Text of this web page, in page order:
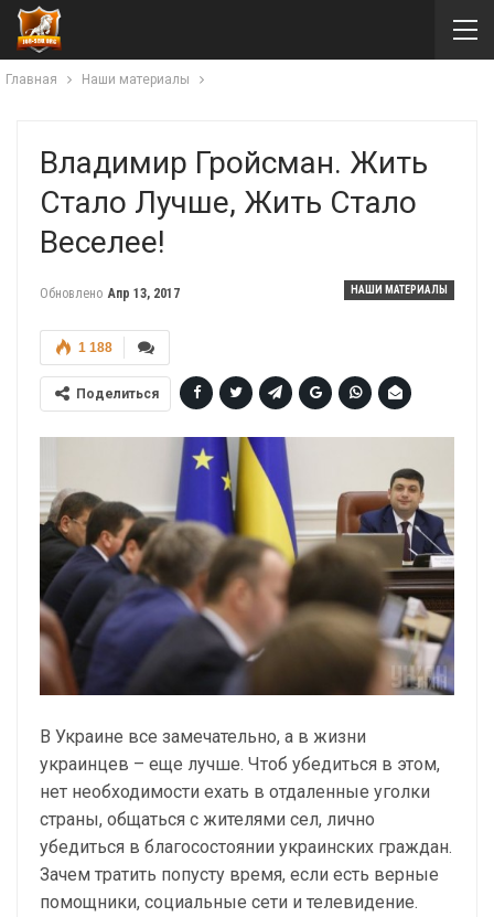
Главная Наши материалы
Владимир Гройсман. Жить
Стало Лучше, Жить Стало
Веселее!
НАШИ МАТЕРИАЛЫ
Обновлено Апр 13, 2017
1 188
Поделиться
В Украине все замечательно, а в жизни
украинцев – еще лучше. Чтоб убедиться в этом,
нет необходимости ехать в отдаленные уголки
страны, общаться с жителями сел, лично
убедиться в благосостоянии украинских граждан.
Зачем тратить попусту время, если есть верные
помощники, социальные сети и телевидение.